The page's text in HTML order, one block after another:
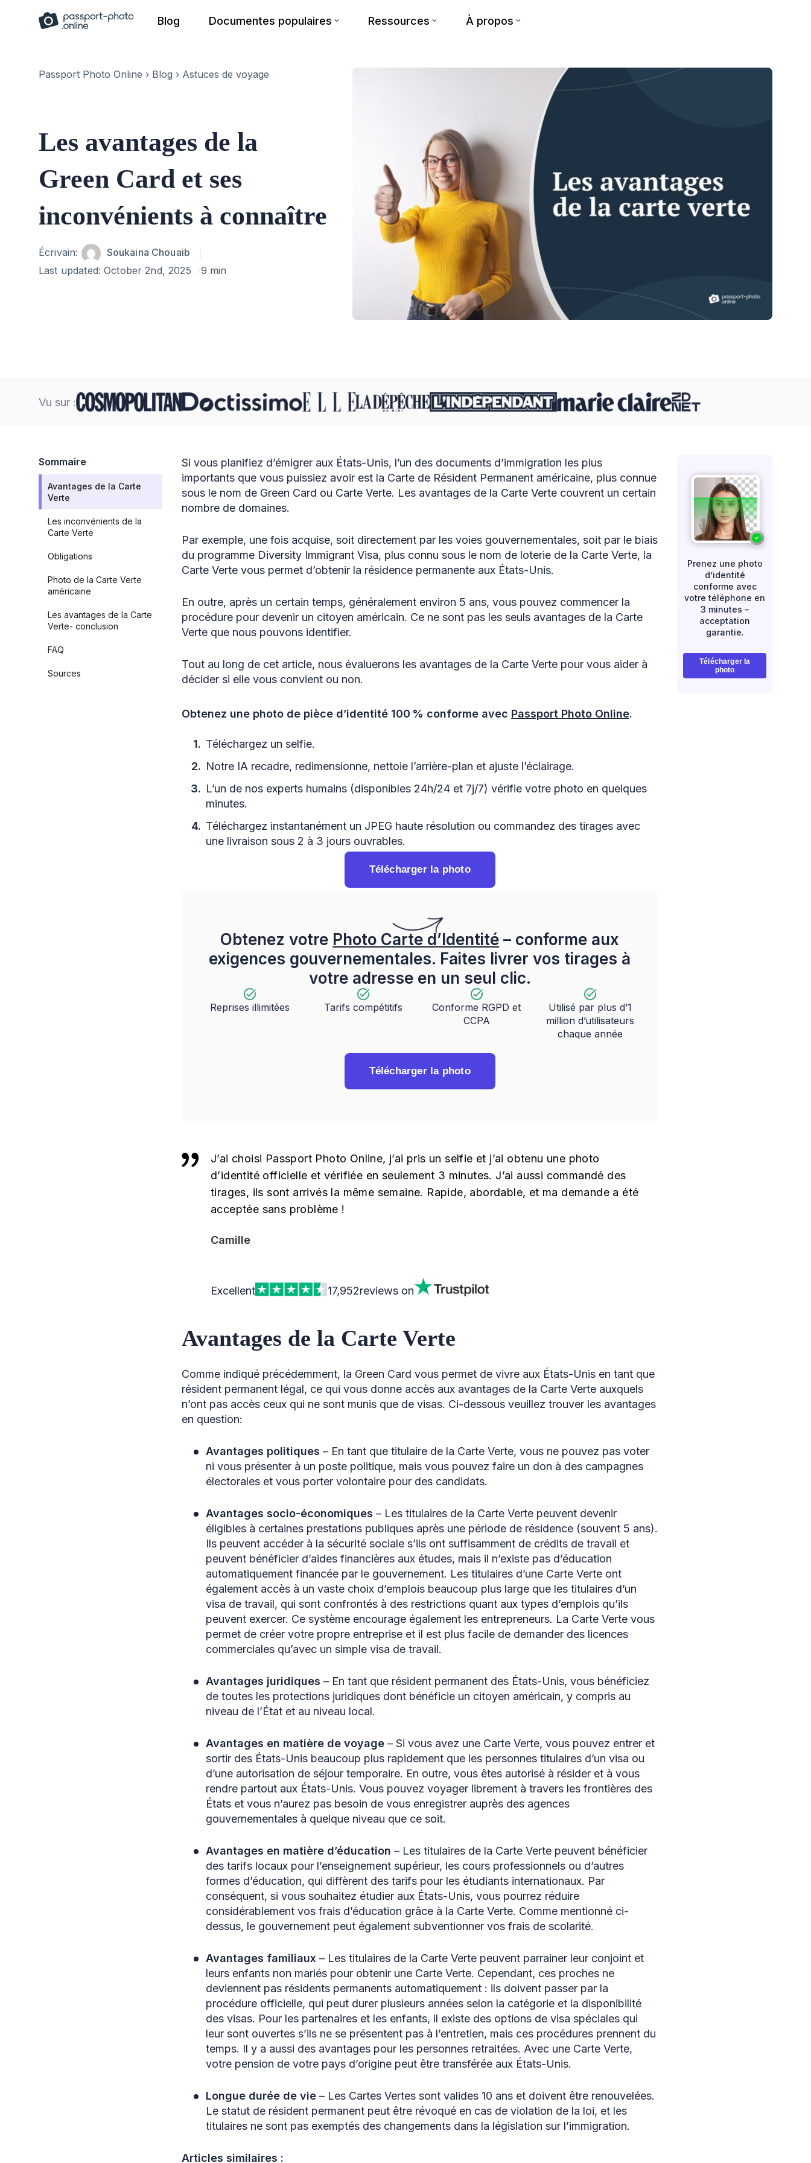
Blog Documentes populaires Ressources À propos
Passport Photo Online › Blog › Astuces de voyage
Les avantages de la
Green Card et ses
inconvénients à connaître
Author
Écrivain:
Soukaina Chouaib
Last updated:October 2nd, 2025 9 min
Vu sur :
Sommaire
Avantages de la Carte
Verte
Les inconvénients de la
Carte Verte
Obligations
Photo de la Carte Verte
américaine
Les avantages de la Carte
Verte- conclusion
FAQ
Sources
Si vous planifiez d’émigrer aux États-Unis, l’un des documents d’immigration les plus
importants que vous puissiez avoir est la Carte de Résident Permanent américaine, plus connue
sous le nom de Green Card ou Carte Verte. Les avantages de la Carte Verte couvrent un certain
nombre de domaines.
Par exemple, une fois acquise, soit directement par les voies gouvernementales, soit par le biais
du programme Diversity Immigrant Visa, plus connu sous le nom de loterie de la Carte Verte, la
Carte Verte vous permet d’obtenir la résidence permanente aux États-Unis.
En outre, après un certain temps, généralement environ 5 ans, vous pouvez commencer la
procédure pour devenir un citoyen américain. Ce ne sont pas les seuls avantages de la Carte
Verte que nous pouvons identifier.
Tout au long de cet article, nous évaluerons les avantages de la Carte Verte pour vous aider à
décider si elle vous convient ou non.
Obtenez une photo de pièce d’identité 100 % conforme avec Passport Photo Online.
Téléchargez un selfie.
Notre IA recadre, redimensionne, nettoie l’arrière-plan et ajuste l’éclairage.
L’un de nos experts humains (disponibles 24h/24 et 7j/7) vérifie votre photo en quelques
minutes.
Téléchargez instantanément un JPEG haute résolution ou commandez des tirages avec
une livraison sous 2 à 3 jours ouvrables.
Télécharger la photo
Obtenez votre Photo Carte d’Identité – conforme aux
exigences gouvernementales. Faites livrer vos tirages à
votre adresse en un seul clic.
Reprises illimitées Tarifs compétitifs
Conforme RGPD et
CCPA
Utilisé par plus d’1
million d’utilisateurs
chaque année
Télécharger la photo
J’ai choisi Passport Photo Online, j’ai pris un selfie et j’ai obtenu une photo
d’identité officielle et vérifiée en seulement 3 minutes. J’ai aussi commandé des
tirages, ils sont arrivés la même semaine. Rapide, abordable, et ma demande a été
acceptée sans problème !
Camille
Excellent 17,952reviews on
Avantages de la Carte Verte
Comme indiqué précédemment, la Green Card vous permet de vivre aux États-Unis en tant que
résident permanent légal, ce qui vous donne accès aux avantages de la Carte Verte auxquels
n’ont pas accès ceux qui ne sont munis que de visas. Ci-dessous veuillez trouver les avantages
en question:
Avantages politiques – En tant que titulaire de la Carte Verte, vous ne pouvez pas voter
ni vous présenter à un poste politique, mais vous pouvez faire un don à des campagnes
électorales et vous porter volontaire pour des candidats.
Avantages socio-économiques – Les titulaires de la Carte Verte peuvent devenir
éligibles à certaines prestations publiques après une période de résidence (souvent 5 ans).
Ils peuvent accéder à la sécurité sociale s’ils ont suffisamment de crédits de travail et
peuvent bénéficier d’aides financières aux études, mais il n’existe pas d’éducation
automatiquement financée par le gouvernement. Les titulaires d’une Carte Verte ont
également accès à un vaste choix d’emplois beaucoup plus large que les titulaires d’un
visa de travail, qui sont confrontés à des restrictions quant aux types d’emplois qu’ils
peuvent exercer. Ce système encourage également les entrepreneurs. La Carte Verte vous
permet de créer votre propre entreprise et il est plus facile de demander des licences
commerciales qu’avec un simple visa de travail.
Avantages juridiques – En tant que résident permanent des États-Unis, vous bénéficiez
de toutes les protections juridiques dont bénéficie un citoyen américain, y compris au
niveau de l’État et au niveau local.
Avantages en matière de voyage– Si vous avez une Carte Verte, vous pouvez entrer et
sortir des États-Unis beaucoup plus rapidement que les personnes titulaires d’un visa ou
d’une autorisation de séjour temporaire. En outre, vous êtes autorisé à résider et à vous
rendre partout aux États-Unis. Vous pouvez voyager librement à travers les frontières des
États et vous n’aurez pas besoin de vous enregistrer auprès des agences
gouvernementales à quelque niveau que ce soit.
Avantages en matière d’éducation – Les titulaires de la Carte Verte peuvent bénéficier
des tarifs locaux pour l’enseignement supérieur, les cours professionnels ou d’autres
formes d’éducation, qui diffèrent des tarifs pour les étudiants internationaux. Par
conséquent, si vous souhaitez étudier aux États-Unis, vous pourrez réduire
considérablement vos frais d’éducation grâce à la Carte Verte. Comme mentionné ci-
dessus, le gouvernement peut également subventionner vos frais de scolarité.
Avantages familiaux – Les titulaires de la Carte Verte peuvent parrainer leur conjoint et
leurs enfants non mariés pour obtenir une Carte Verte. Cependant, ces proches ne
deviennent pas résidents permanents automatiquement : ils doivent passer par la
procédure officielle, qui peut durer plusieurs années selon la catégorie et la disponibilité
des visas. Pour les partenaires et les enfants, il existe des options de visa spéciales qui
leur sont ouvertes s’ils ne se présentent pas à l’entretien, mais ces procédures prennent du
temps. Il y a aussi des avantages pour les personnes retraitées. Avec une Carte Verte,
votre pension de votre pays d’origine peut être transférée aux États-Unis.
Longue durée de vie– Les Cartes Vertes sont valides 10 ans et doivent être renouvelées.
Le statut de résident permanent peut être révoqué en cas de violation de la loi, et les
titulaires ne sont pas exemptés des changements dans la législation sur l’immigration.
Articles similaires :
Prenez une photo
d’identité
conforme avec
votre téléphone en
3 minutes –
acceptation
garantie.
Télécharger la
photo